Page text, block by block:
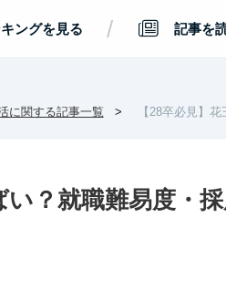
ングを見る / 記事を
に関する記事一覧 【28卒必見】
い？就職難易度・